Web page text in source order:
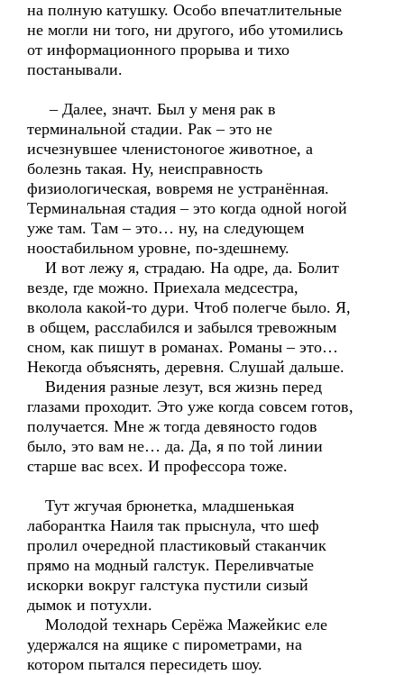
на полную катушку. Особо впечатлительные
не могли ни того, ни другого, ибо утомились
от информационного прорыва и тихо
постанывали.
– Далее, значт. Был у меня рак в
терминальной стадии. Рак – это не
исчезнувшее членистоногое животное, а
болезнь такая. Ну, неисправность
физиологическая, вовремя не устранённая.
Терминальная стадия – это когда одной ногой
уже там. Там – это… ну, на следующем
ноостабильном уровне, по-здешнему.
И вот лежу я, страдаю. На одре, да. Болит
везде, где можно. Приехала медсестра,
вколола какой-то дури. Чтоб полегче было. Я,
в общем, расслабился и забылся тревожным
сном, как пишут в романах. Романы – это…
Некогда объяснять, деревня. Слушай дальше.
Видения разные лезут, вся жизнь перед
глазами проходит. Это уже когда совсем готов,
получается. Мне ж тогда девяносто годов
было, это вам не… да. Да, я по той линии
старше вас всех. И профессора тоже.
Тут жгучая брюнетка, младшенькая
лаборантка Наиля так прыснула, что шеф
пролил очередной пластиковый стаканчик
прямо на модный галстук. Переливчатые
искорки вокруг галстука пустили сизый
дымок и потухли.
Молодой технарь Серёжа Мажейкис еле
удержался на ящике с пирометрами, на
котором пытался пересидеть шоу.